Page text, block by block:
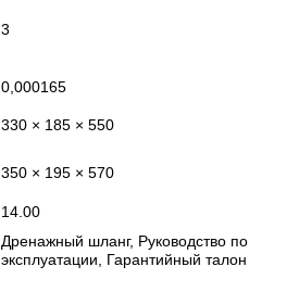
3
0,000165
330 × 185 × 550
350 × 195 × 570
14.00
Дренажный шланг, Руководство по
эксплуатации, Гарантийный талон